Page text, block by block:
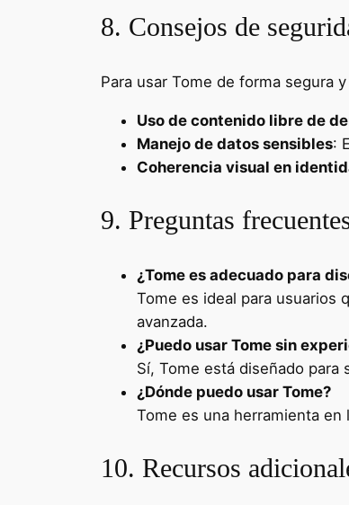
8. Consejos de
Para usar Tome de forma segura
Uso de contenido libre de
Manejo de datos sensibles:
Coherencia visual en
9. Preguntas
¿Tome es adecuado para
Tome es ideal para usuarios
avanzada.
¿Puedo usar Tome sin
Sí, Tome está diseñado
¿Dónde puedo usar Tome?
Tome es una herramienta
10. Recursos